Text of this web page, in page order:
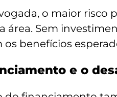
o maior risco
área. Sem
benefícios
e o